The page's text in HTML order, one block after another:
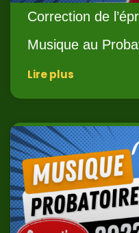
Correction de
Musique au
Lire plus